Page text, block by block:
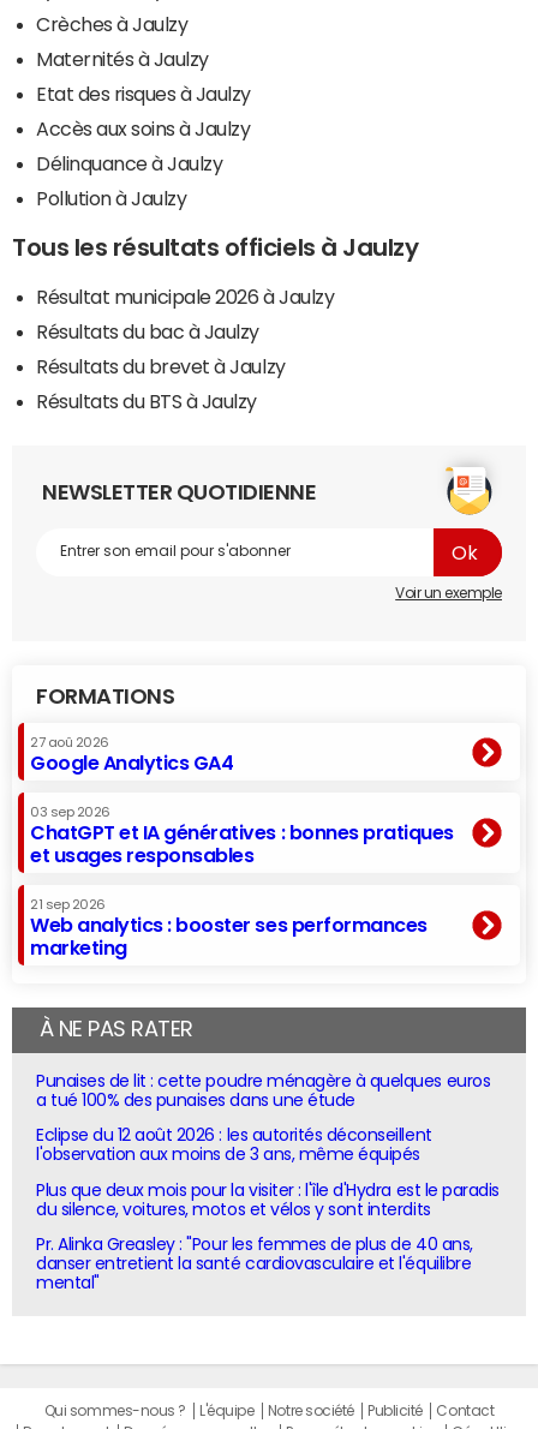
Crèches à Jaulzy
Maternités à Jaulzy
Etat des risques à Jaulzy
Accès aux soins à Jaulzy
Délinquance à Jaulzy
Pollution à Jaulzy
Tous les résultats officiels à Jaulzy
Résultat municipale 2026 à Jaulzy
Résultats du bac à Jaulzy
Résultats du brevet à Jaulzy
Résultats du BTS à Jaulzy
NEWSLETTER QUOTIDIENNE
Voir un exemple
FORMATIONS
27 aoû 2026
Google Analytics GA4
03 sep 2026
ChatGPT et IA génératives : bonnes pratiques
et usages responsables
21 sep 2026
Web analytics : booster ses performances
marketing
À NE PAS RATER
Punaises de lit : cette poudre ménagère à quelques euros
a tué 100% des punaises dans une étude
Eclipse du 12 août 2026 : les autorités déconseillent
l'observation aux moins de 3 ans, même équipés
Plus que deux mois pour la visiter : l'île d'Hydra est le paradis
du silence, voitures, motos et vélos y sont interdits
Pr. Alinka Greasley : "Pour les femmes de plus de 40 ans,
danser entretient la santé cardiovasculaire et l'équilibre
mental"
Qui sommes-nous ? L'équipe Notre société Publicité
Contact